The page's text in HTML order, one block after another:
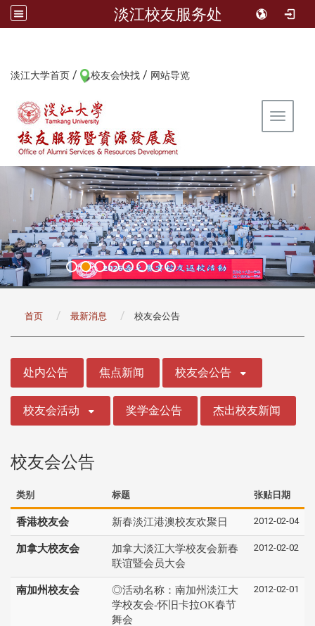
淡江校友服务处
淡江大学首页 / 校友会快找 / 网站导览
Toggle
首页 最新消息 校友会公告
处内公告 焦点新闻 校友会公告
校友会活动 奖学金公告 杰出校友新闻
校友会公告
类别 标题 张贴日期
香港校友会 新春淡江港澳校友欢聚日 2012-02-04
加拿大校友会
加拿大淡江大学校友会新春
联谊暨会员大会
2012-02-02
南加州校友会
◎活动名称：南加州淡江大
学校友会-怀旧卡拉OK春节
舞会
2012-02-01